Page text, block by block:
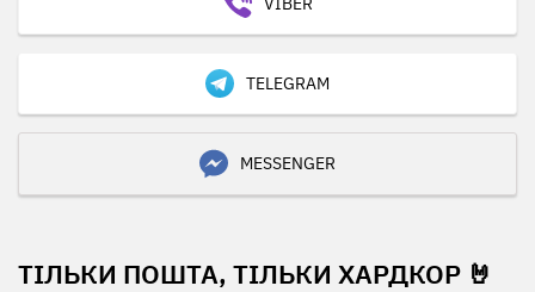
TELEGRAM
MESSENGER
ТІЛЬКИ ПОШТА, ТІЛЬКИ ХАРДКОР 🤘